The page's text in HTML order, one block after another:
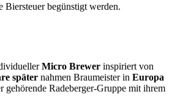
begünstigt werden.
Micro Brewer inspiriert von
später nahmen Braumeister in Europa
gehörende Radeberger-Gruppe mit ihrem